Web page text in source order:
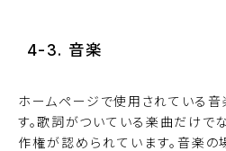
4-3. 音楽
ホームページで使用されている
す。歌詞がついている楽曲だけで
作権が認められています。音楽の